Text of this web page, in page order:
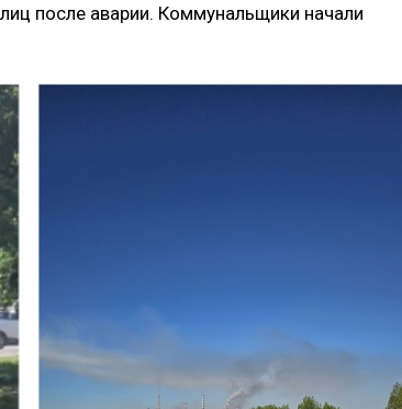
после аварии. Коммунальщики начали